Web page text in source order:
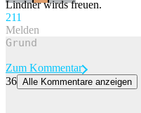
Lindner wirds freuen.
211
Melden
Zum Kommentar
36 Alle Kommentare anzeigen